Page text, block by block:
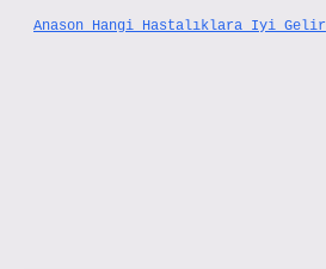
Anason Hangi Hastalıklara Iyi Gelir